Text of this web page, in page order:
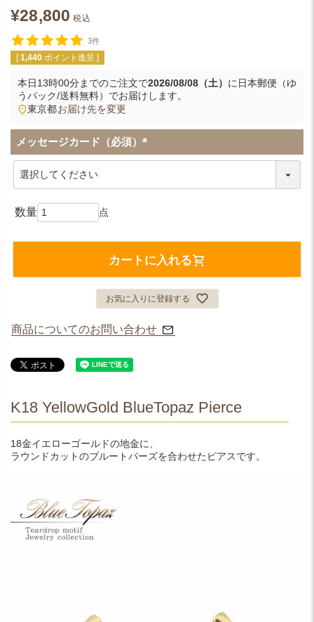
¥28,800 税込
3件
[ 1,440 ポイント進呈 ]
本日13時00分までのご注文で2026/08/08（土） に 日本郵便（ゆ
うパック/送料無料） でお届けします。
東京都お届け先を変更
メッセージカード（必須）
(
カートに入れる
お気に入りに登録する
商品についてのお問い合わせ
K18 YellowGold BlueTopaz Pierce
18金イエローゴールドの地金に、
ラウンドカットのブルートパーズを合わせたピアスです。